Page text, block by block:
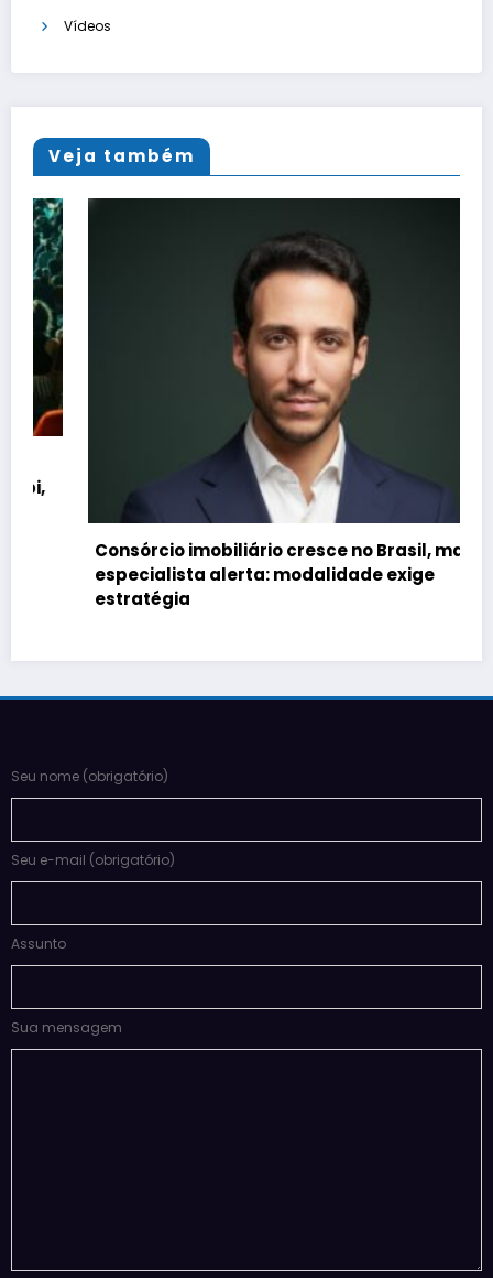
Vídeos
Veja também
Consórcio imobiliário cresce no Brasil, mas
especialista alerta: modalidade exige
estratégia
Seu nome (obrigatório)
Seu e-mail (obrigatório)
Assunto
Sua mensagem